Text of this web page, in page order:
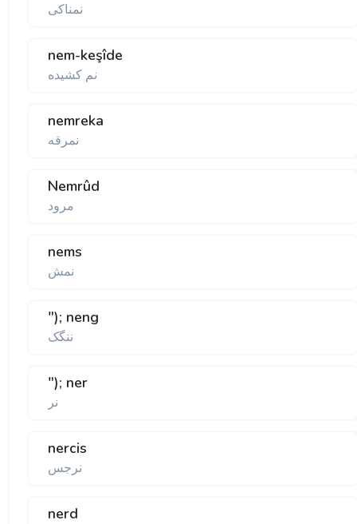
نمناکی
nem-keşîde
نم کشيده
nemreka
نمرقه
Nemrûd
مرود
nems
نمش
"); neng
ننگک
"); ner
نر
nercis
نرجس
nerd